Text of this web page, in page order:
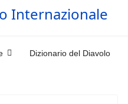
Dizionario del Diavolo